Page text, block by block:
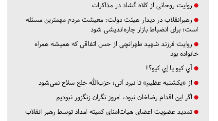
روایت روحانی از کلاه گشاد در مذاکرات
رهبرانقلاب در دیدار هیئت دولت: معیشت مردم مهمترین مسئله
است؛ برای انضباط بازار چاره‌اندیشی شود
روایت فرزند شهید طهرانچی از حس اتفاقی که همیشه همراه
خانواده بود
آي كيو يا اِي كيو؟!
از «یکشنبه عظیم» تا نبرد آتی؛ حزب‌الله خلع سلاح نمی‌شود
اگر این اقدام رضاخان نبود، امروز نگران زنگزور نبودیم
تمدید عضویت اعضای هیات‌امنای کمیته امداد توسط رهبر انقلاب